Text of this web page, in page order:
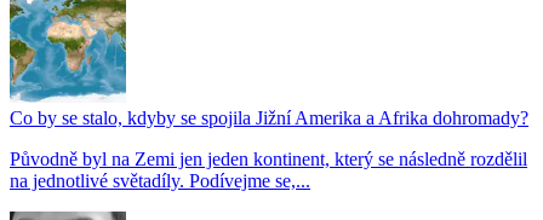
Co by se stalo, kdyby se spojila Jižní Amerika a Afrika dohromady?
Původně byl na Zemi jen jeden kontinent, který se následně rozdělil
na jednotlivé světadíly. Podívejme se,...